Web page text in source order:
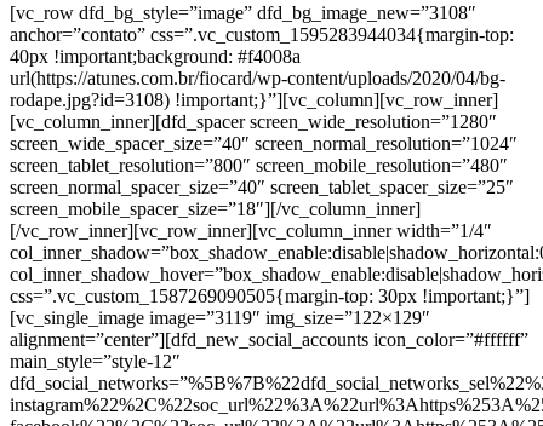
[vc_row dfd_bg_style=”image” dfd_bg_image_new=”3108″
anchor=”contato” css=”.vc_custom_1595283944034{margin-top:
40px !important;background: #f4008a
url(https://atunes.com.br/fiocard/wp-content/uploads/2020/04/bg-
rodape.jpg?id=3108) !important;}”][vc_column][vc_row_inner]
[vc_column_inner][dfd_spacer screen_wide_resolution=”1280″
screen_wide_spacer_size=”40″ screen_normal_resolution=”1024″
screen_tablet_resolution=”800″ screen_mobile_resolution=”480″
screen_normal_spacer_size=”40″ screen_tablet_spacer_size=”25″
screen_mobile_spacer_size=”18″][/vc_column_inner]
[/vc_row_inner][vc_row_inner][vc_column_inner width=”1/4″
css=”.vc_custom_1587269090505{margin-top: 30px !important;}”]
[vc_single_image image=”3119″ img_size=”122×129″
alignment=”center”][dfd_new_social_accounts icon_color=”#ffffff”
main_style=”style-12″